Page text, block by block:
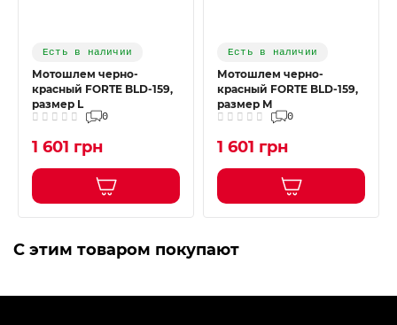
Есть в наличии
Мотошлем черно-
красный FORTE BLD-159,
размер L
0
1 601 грн
Есть в наличии
Мотошлем черно-
красный FORTE BLD-159,
размер M
0
1 601 грн
С этим товаром покупают